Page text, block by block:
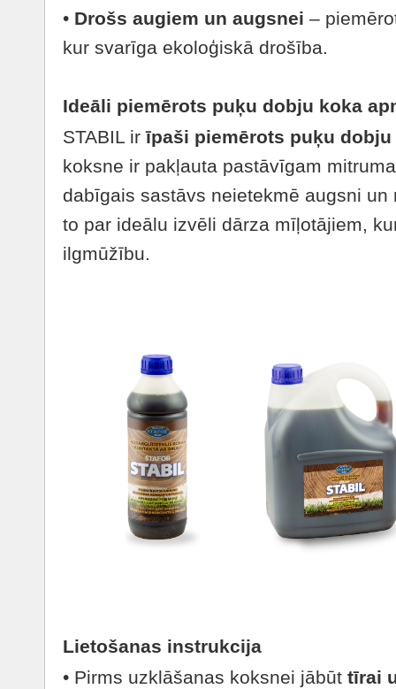
• Drošs augiem un augsnei –
kur svarīga ekoloģiskā drošība.
Ideāli piemērots puķu dobju koka
STABIL irīpaši piemērots puķu
koksne ir pakļauta pastāvīgam
dabīgais sastāvs neietekmē augsni un
to par ideālu izvēli dārza mīļotājiem,
ilgmūžību.
Lietošanas instrukcija
• Pirms uzklāšanas koksnei jābūt tīrai